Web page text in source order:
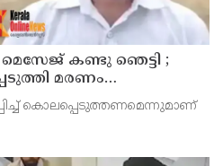
കണ്ടു ഞെട്ടി ;
മരണം
കാമുകനുമായി
സുഹൃത്തും ഒളിവില്‍
കൊലപ്പെടുത്തണമെന്നുമാണ്